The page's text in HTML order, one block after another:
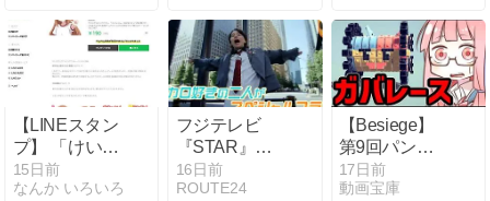
【LINEスタン
プ】 「けいち
ゃん 日常スタ
ンプ Vol.3」
15日前
なんか いろいろ
フジテレビ
『STAR』に
syudou 『ボカ
ロ好きの二人
16日前
ROUTE24
【Besiege】
第9回パンジ
ャンドラム最
速王決定戦P1
17日前
動画宝庫